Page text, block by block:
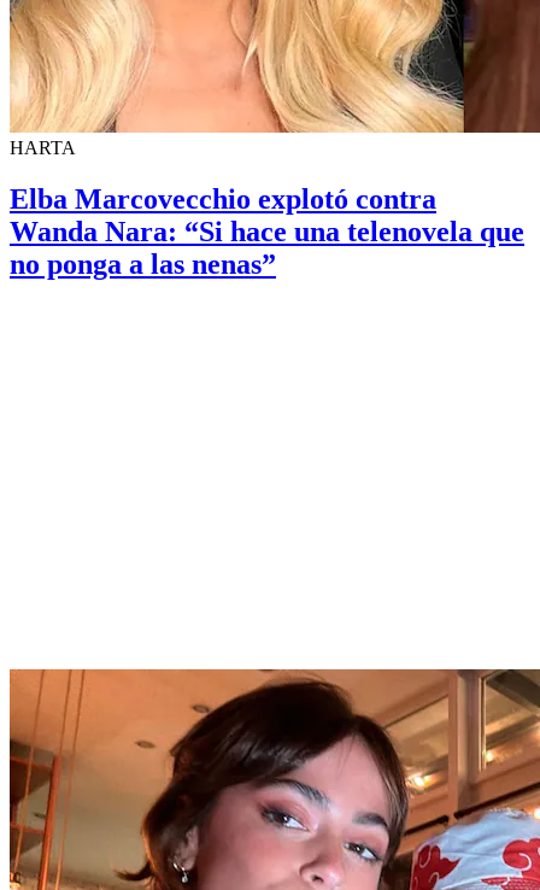
HARTA
Elba Marcovecchio explotó contra
Wanda Nara: “Si hace una telenovela que
no ponga a las nenas”